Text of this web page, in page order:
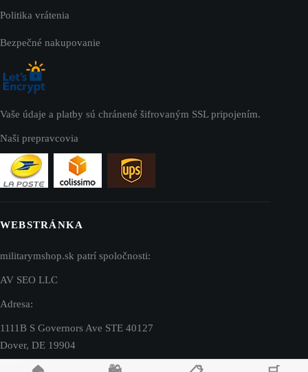
Politika vrátenia
Bezpečné nakupovanie
Vaše údaje a platby sú chránené šifrovaným SSL pripojením.
Naši prepravcovia
WEBSTRÁNKA
militarymshop.sk patrí spoločnosti:
AV SEO LLC
Adresa:
1111B S Governors Ave STE 40127
Dover, DE 19904
USA